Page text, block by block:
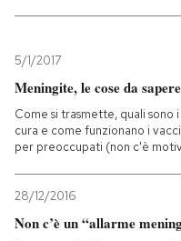
Mondo
Tecnologia
Internet
Scienza
Cultura
Economia
Sport
5/1/2017
Meningite, le cose da sapere
Come si trasmette, quali sono
cura e come funzionano i
per preoccupati (non c'è
28/12/2016
Non c’è un “allarme